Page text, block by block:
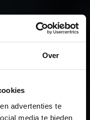
Over
advertenties te
media te bieden